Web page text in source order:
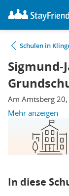
Schulen in
Sigmund-
Am Amtsberg
Mehr anzeigen
In diese